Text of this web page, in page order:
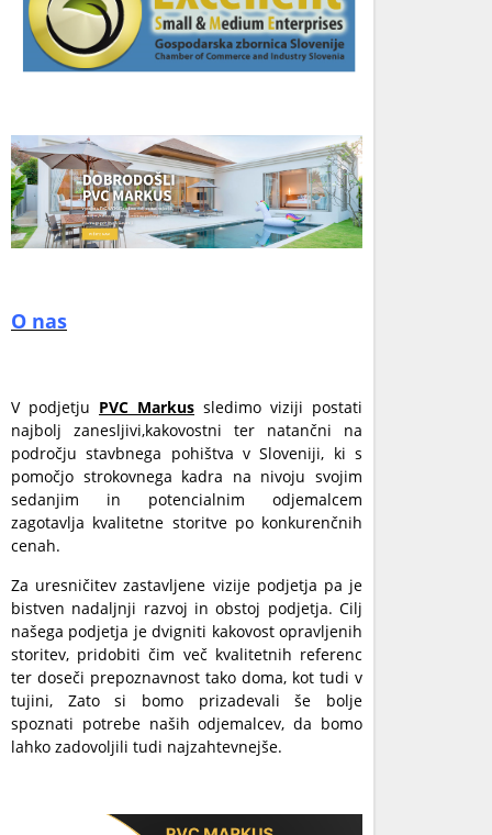
O nas
V podjetju PVC Markus sledimo viziji postati
najbolj zanesljivi,kakovostni ter natančni na
področju stavbnega pohištva v Sloveniji, ki s
pomočjo strokovnega kadra na nivoju svojim
sedanjim in potencialnim odjemalcem
zagotavlja kvalitetne storitve po konkurenčnih
cenah.
Za uresničitev zastavljene vizije podjetja pa je
bistven nadaljnji razvoj in obstoj podjetja. Cilj
našega podjetja je dvigniti kakovost opravljenih
storitev, pridobiti čim več kvalitetnih referenc
ter doseči prepoznavnost tako doma, kot tudi v
tujini, Zato si bomo prizadevali še bolje
spoznati potrebe naših odjemalcev, da bomo
lahko zadovoljili tudi najzahtevnejše.